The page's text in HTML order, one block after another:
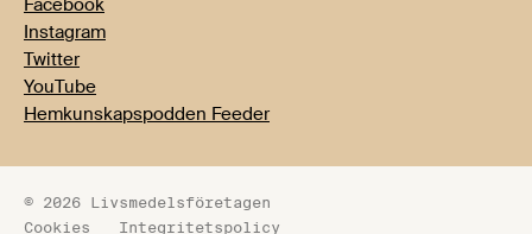
Facebook
Instagram
Twitter
YouTube
Hemkunskapspodden Feeder
© 2026 Livsmedelsföretagen
Cookies
Integritetspolicy